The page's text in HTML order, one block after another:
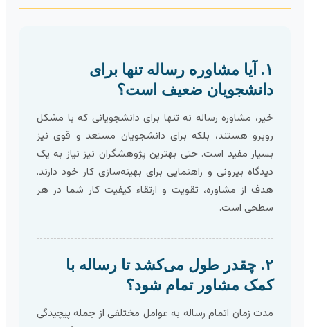
۱. آیا مشاوره رساله تنها برای
دانشجویان ضعیف است؟
خیر، مشاوره رساله نه تنها برای دانشجویانی که با مشکل
روبرو هستند، بلکه برای دانشجویان مستعد و قوی نیز
بسیار مفید است. حتی بهترین پژوهشگران نیز نیاز به یک
دیدگاه بیرونی و راهنمایی برای بهینه‌سازی کار خود دارند.
هدف از مشاوره، تقویت و ارتقاء کیفیت کار شما در هر
سطحی است.
۲. چقدر طول می‌کشد تا رساله با
کمک مشاور تمام شود؟
مدت زمان اتمام رساله به عوامل مختلفی از جمله پیچیدگی